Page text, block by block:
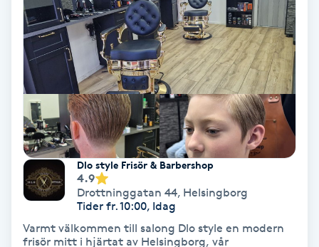
Brynplockning
Bröllopsuppsättning
Celluliter
Coachning
Color correction
Cryoterapi
Dlo style Frisör & Barbershop
4.9
Drottninggatan 44, Helsingborg
Tider fr. 10:00, Idag
Varmt välkommen till salong Dlo style en modern
frisör mitt i hjärtat av Helsingborg, vår